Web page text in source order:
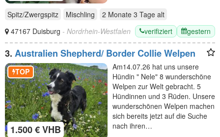
Spitz/Zwergspitz Mischling 2 Monate 3 Tage alt
47167 Duisburg - Nordrhein-Westfalen verifiziert gestern
3. Australien Shepherd/ Border Collie Welpen
1.500 € VHB
TOP
Am14.07.26 hat uns unsere
Hündin " Nele" 8 wunderschöne
Welpen zur Welt gebracht. 5
Hündinnen und 3 Rüden. Unsere
wunderschönen Welpen machen
sich bereits jetzt auf die Suche
nach ihren…